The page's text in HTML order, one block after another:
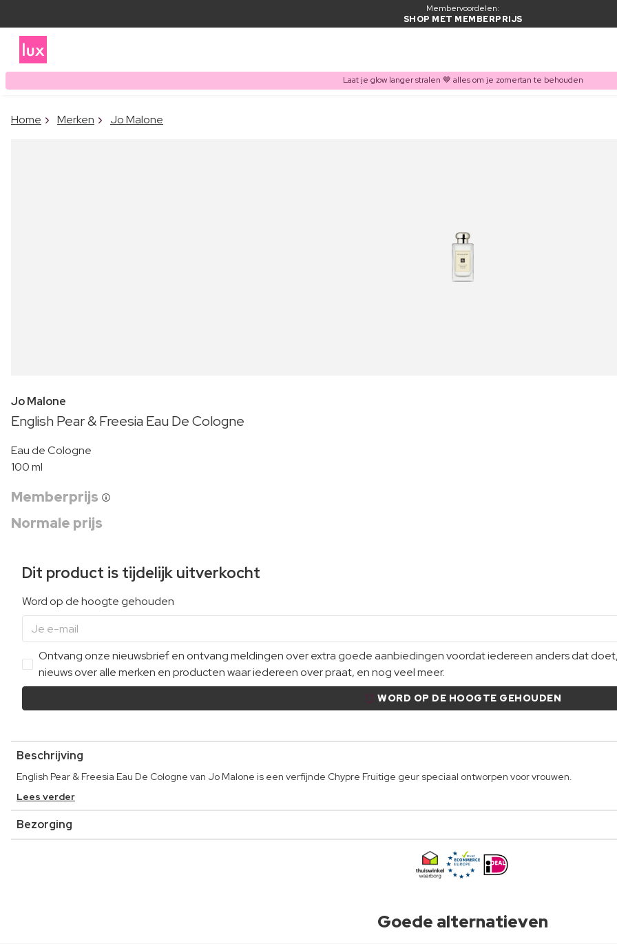
Membervoordelen:
SHOP MET MEMBERPRIJS
Laat je glow langer stralen 🤎 alles om je zomertan te behouden
Home Merken Jo Malone
Jo Malone
English Pear & Freesia Eau De Cologne
Eau de Cologne
100 ml
Memberprijs
Normale prijs
Dit product is tijdelijk uitverkocht
Word op de hoogte gehouden
Ontvang onze nieuwsbrief en ontvang meldingen over extra goede aanbiedingen voordat iedereen anders dat
nieuws over alle merken en producten waar iedereen over praat, en nog veel meer.
WORD OP DE HOOGTE GEHOUDEN
Beschrijving
English Pear & Freesia Eau De Cologne van Jo Malone is een verfijnde Chypre Fruitige geur speciaal ontworpen voor vrouwen.
Lees verder
Bezorging
Goede alternatieven